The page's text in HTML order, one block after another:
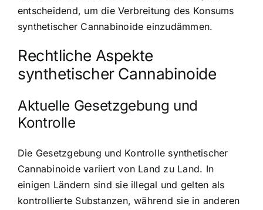
entscheidend, um die Verbreitung des Konsums
synthetischer Cannabinoide einzudämmen.
Rechtliche Aspekte
synthetischer Cannabinoide
Aktuelle Gesetzgebung und
Kontrolle
Die Gesetzgebung und Kontrolle synthetischer
Cannabinoide variiert von Land zu Land. In
einigen Ländern sind sie illegal und gelten als
kontrollierte Substanzen, während sie in anderen